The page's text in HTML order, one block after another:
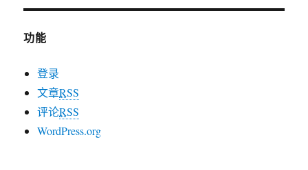
功能
登录
文章RSS
评论RSS
WordPress.org